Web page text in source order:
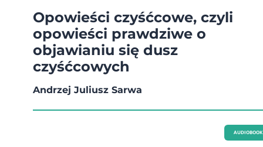
Opowieści czyśćcowe, czyli
opowieści prawdziwe o
objawianiu się dusz
czyśćcowych
Andrzej Juliusz Sarwa
AUDIOBOOK